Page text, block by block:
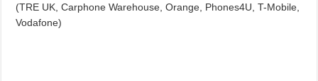
(TRE UK, Carphone Warehouse, Orange, Phones4U, T-Mobile,
Vodafone)